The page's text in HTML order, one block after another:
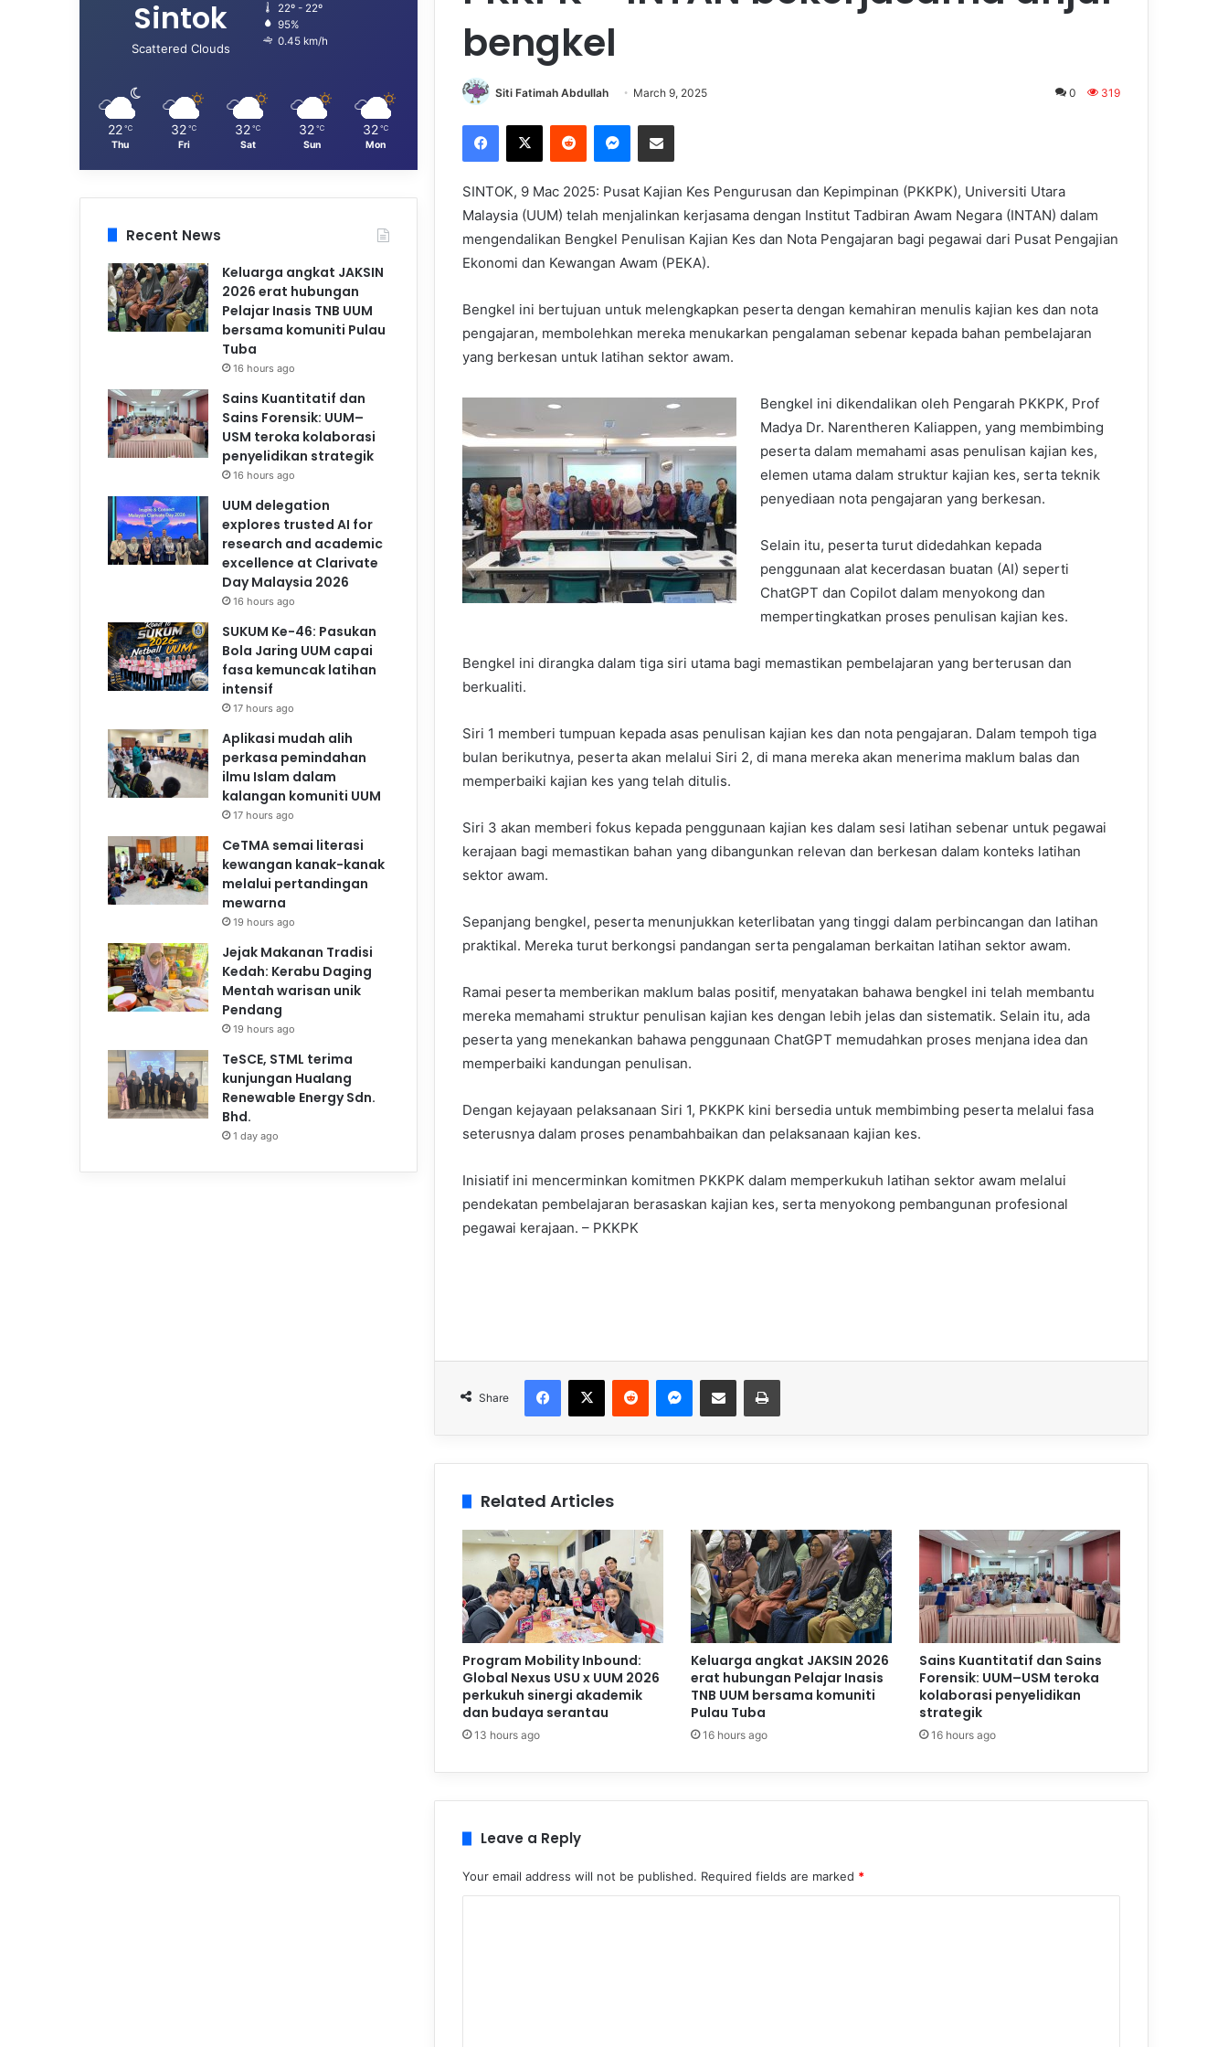
bengkel
Siti Fatimah Abdullah March 9, 2025 0 319
SINTOK, 9 Mac 2025: Pusat Kajian Kes Pengurusan dan Kepimpinan (PKKPK), Universiti Utara
Malaysia (UUM) telah menjalinkan kerjasama dengan Institut Tadbiran Awam Negara (INTAN) dalam
mengendalikan Bengkel Penulisan Kajian Kes dan Nota Pengajaran bagi pegawai dari Pusat Pengajian
Ekonomi dan Kewangan Awam (PEKA).
Bengkel ini bertujuan untuk melengkapkan peserta dengan kemahiran menulis kajian kes dan nota
pengajaran, membolehkan mereka menukarkan pengalaman sebenar kepada bahan pembelajaran
yang berkesan untuk latihan sektor awam.
Bengkel ini dikendalikan oleh Pengarah PKKPK, Prof
Madya Dr. Narentheren Kaliappen, yang membimbing
peserta dalam memahami asas penulisan kajian kes,
elemen utama dalam struktur kajian kes, serta teknik
penyediaan nota pengajaran yang berkesan.
Selain itu, peserta turut didedahkan kepada
penggunaan alat kecerdasan buatan (AI) seperti
ChatGPT dan Copilot dalam menyokong dan
mempertingkatkan proses penulisan kajian kes.
Bengkel ini dirangka dalam tiga siri utama bagi memastikan pembelajaran yang berterusan dan
berkualiti.
Siri 1 memberi tumpuan kepada asas penulisan kajian kes dan nota pengajaran. Dalam tempoh tiga
bulan berikutnya, peserta akan melalui Siri 2, di mana mereka akan menerima maklum balas dan
memperbaiki kajian kes yang telah ditulis.
Siri 3 akan memberi fokus kepada penggunaan kajian kes dalam sesi latihan sebenar untuk pegawai
kerajaan bagi memastikan bahan yang dibangunkan relevan dan berkesan dalam konteks latihan
sektor awam.
Sepanjang bengkel, peserta menunjukkan keterlibatan yang tinggi dalam perbincangan dan latihan
praktikal. Mereka turut berkongsi pandangan serta pengalaman berkaitan latihan sektor awam.
Ramai peserta memberikan maklum balas positif, menyatakan bahawa bengkel ini telah membantu
mereka memahami struktur penulisan kajian kes dengan lebih jelas dan sistematik. Selain itu, ada
peserta yang menekankan bahawa penggunaan ChatGPT memudahkan proses menjana idea dan
memperbaiki kandungan penulisan.
Dengan kejayaan pelaksanaan Siri 1, PKKPK kini bersedia untuk membimbing peserta melalui fasa
seterusnya dalam proses penambahbaikan dan pelaksanaan kajian kes.
Inisiatif ini mencerminkan komitmen PKKPK dalam memperkukuh latihan sektor awam melalui
pendekatan pembelajaran berasaskan kajian kes, serta menyokong pembangunan profesional
pegawai kerajaan. – PKKPK
Share
Related Articles
Program Mobility Inbound:
Global Nexus USU x UUM 2026
perkukuh sinergi akademik
dan budaya serantau
13 hours ago
Keluarga angkat JAKSIN 2026
erat hubungan Pelajar Inasis
TNB UUM bersama komuniti
Pulau Tuba
16 hours ago
Sains Kuantitatif dan Sains
Forensik: UUM–USM teroka
kolaborasi penyelidikan
strategik
16 hours ago
Leave a Reply
Your email address will not be published. Required fields are marked *
Sintok
Scattered Clouds
22º - 22º
95%
0.45 km/h
22 ℃
Thu
32 ℃
Fri
32 ℃
Sat
32 ℃
Sun
32 ℃
Mon
Recent News
Keluarga angkat JAKSIN
2026 erat hubungan
Pelajar Inasis TNB UUM
bersama komuniti Pulau
Tuba
16 hours ago
Sains Kuantitatif dan
Sains Forensik: UUM–
USM teroka kolaborasi
penyelidikan strategik
16 hours ago
UUM delegation
explores trusted AI for
research and academic
excellence at Clarivate
Day Malaysia 2026
16 hours ago
SUKUM Ke-46: Pasukan
Bola Jaring UUM capai
fasa kemuncak latihan
intensif
17 hours ago
Aplikasi mudah alih
perkasa pemindahan
ilmu Islam dalam
kalangan komuniti UUM
17 hours ago
CeTMA semai literasi
kewangan kanak-kanak
melalui pertandingan
mewarna
19 hours ago
Jejak Makanan Tradisi
Kedah: Kerabu Daging
Mentah warisan unik
Pendang
19 hours ago
TeSCE, STML terima
kunjungan Hualang
Renewable Energy Sdn.
Bhd.
1 day ago